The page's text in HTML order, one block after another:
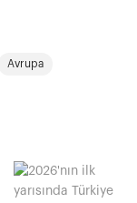
Avrupa